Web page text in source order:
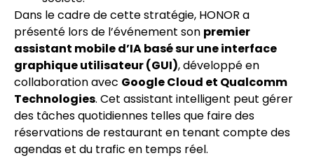
Dans le cadre de cette stratégie, HONOR a
présenté lors de l’événement son premier
assistant mobile d’IA basé sur une interface
graphique utilisateur (GUI), développé en
collaboration avec Google Cloud et Qualcomm
Technologies. Cet assistant intelligent peut gérer
des tâches quotidiennes telles que faire des
réservations de restaurant en tenant compte des
agendas et du trafic en temps réel.